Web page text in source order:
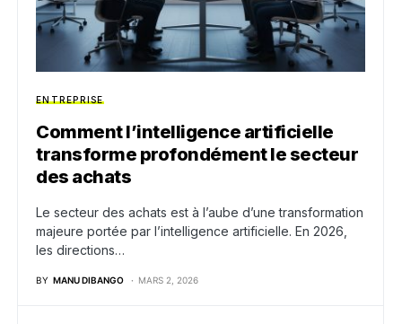
ENTREPRISE
Comment l’intelligence artificielle
transforme profondément le secteur
des achats
Le secteur des achats est à l’aube d’une transformation
majeure portée par l’intelligence artificielle. En 2026,
les directions…
BY MANU DIBANGO MARS 2, 2026